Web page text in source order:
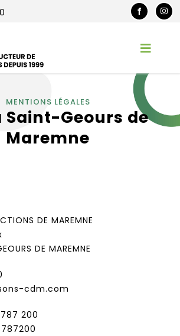
Toggle
MENTIONS LÉGALES
Saint-Geours de
Maremne
DE MAREMNE
DE MAREMNE
cdm.com
200